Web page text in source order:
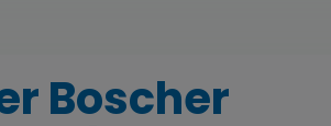
Boscher